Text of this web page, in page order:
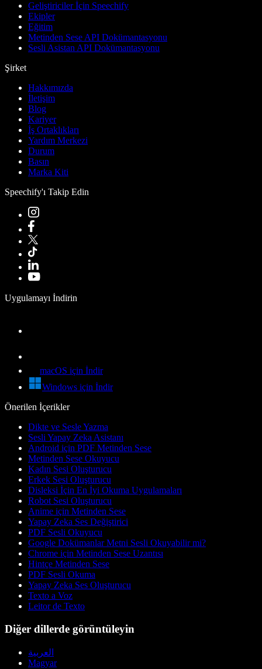
Geliştiriciler İçin Speechify
Ekipler
Eğitim
Metinden Sese API Dokümantasyonu
Sesli Asistan API Dokümantasyonu
Şirket
Hakkımızda
İletişim
Blog
Kariyer
İş Ortaklıkları
Yardım Merkezi
Durum
Basın
Marka Kiti
Speechify'ı Takip Edin
Uygulamayı İndirin
macOS için İndir
Windows için İndir
Önerilen İçerikler
Dikte ve Sesle Yazma
Sesli Yapay Zeka Asistanı
Android için PDF Metinden Sese
Metinden Sese Okuyucu
Kadın Sesi Oluşturucu
Erkek Sesi Oluşturucu
Disleksi İçin En İyi Okuma Uygulamaları
Robot Sesi Oluşturucu
Anime için Metinden Sese
Yapay Zeka Ses Değiştirici
PDF Sesli Okuyucu
Google Dokümanlar Metni Sesli Okuyabilir mi?
Chrome için Metinden Sese Uzantısı
Hintçe Metinden Sese
PDF Sesli Okuma
Yapay Zeka Ses Oluşturucu
Texto a Voz
Leitor de Texto
Diğer dillerde görüntüleyin
العربية
Magyar